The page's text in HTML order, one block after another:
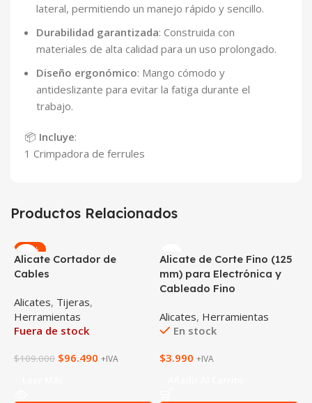
lateral, permitiendo un manejo rápido y sencillo.
Durabilidad garantizada: Construida con
materiales de alta calidad para un uso prolongado.
Diseño ergonómico: Mango cómodo y
antideslizante para evitar la fatiga durante el
trabajo.
📦 Incluye:
1 Crimpadora de ferrules
Productos Relacionados
-11%
Alicate Cortador de
Cables
Alicates, Tijeras,
Herramientas
Fuera de stock
$109.000 $96.490 +IVA
Alicate de Corte Fino (125
mm) para Electrónica y
Cableado Fino
Alicates, Herramientas
En stock
$3.990 +IVA